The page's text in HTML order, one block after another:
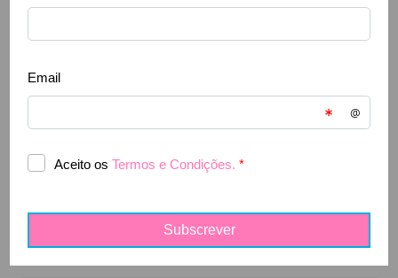
3 Produtos
Explorar